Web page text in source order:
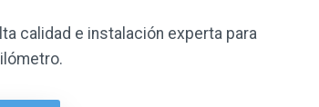
calidad e instalación experta para